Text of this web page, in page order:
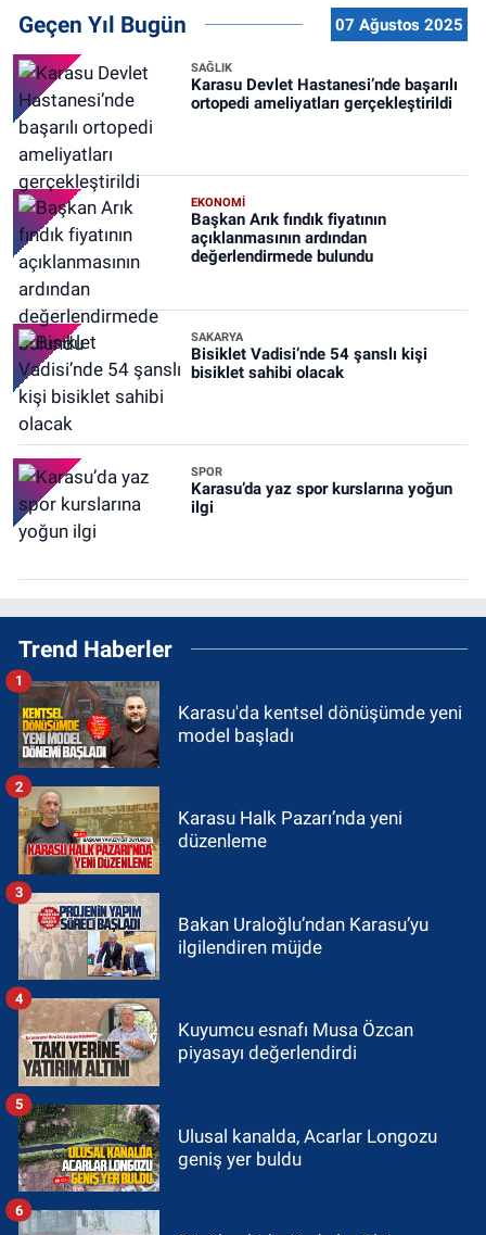
Geçen Yıl Bugün 07 Ağustos 2025
SAĞLIK
Karasu Devlet Hastanesi’nde başarılı
ortopedi ameliyatları gerçekleştirildi
EKONOMİ
Başkan Arık fındık fiyatının
açıklanmasının ardından
değerlendirmede bulundu
SAKARYA
Bisiklet Vadisi’nde 54 şanslı kişi
bisiklet sahibi olacak
SPOR
Karasu’da yaz spor kurslarına yoğun
ilgi
Trend Haberler
Karasu'da kentsel dönüşümde yeni
model başladı
1
Karasu Halk Pazarı’nda yeni
düzenleme
2
Bakan Uraloğlu’ndan Karasu’yu
ilgilendiren müjde
3
Kuyumcu esnafı Musa Özcan
piyasayı değerlendirdi
4
Ulusal kanalda, Acarlar Longozu
geniş yer buldu
5
6